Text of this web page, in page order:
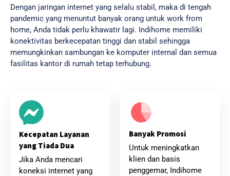
Dengan jaringan internet yang selalu stabil, maka di tengah
pandemic yang menuntut banyak orang untuk work from
home, Anda tidak perlu khawatir lagi. Indihome memiliki
konektivitas berkecepatan tinggi dan stabil sehingga
memungkinkan sambungan ke komputer internal dan semua
fasilitas kantor di rumah tetap terhubung.
Kecepatan Layanan
yang Tiada Dua
Jika Anda mencari
koneksi internet yang
Banyak Promosi
Untuk meningkatkan
klien dan basis
penggemar, Indihome